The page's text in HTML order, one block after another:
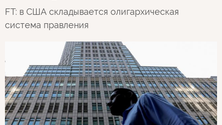
FT: в США складывается олигархическая
система правления